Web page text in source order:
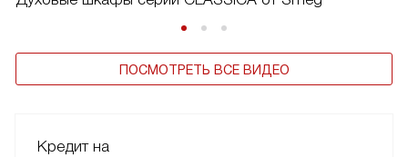
ПОСМОТРЕТЬ ВСЕ ВИДЕО
Кредит на